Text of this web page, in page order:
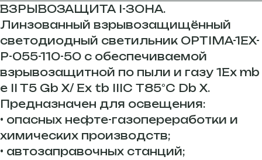
ВЗРЫВОЗАЩИТА I-ЗОНА.
Линзованный взрывозащищённый
светодиодный светильник OPTIMA-1EX-
Р-055-110-50 с обеспечиваемой
взрывозащитной по пыли и газу 1Ex mb
е II T5 Gb Х/ Ex tb IIIC Т85°C Db Х.
Предназначен для освещения:
• опасных нефте-газопереработки и
химических производств;
• автозаправочных станций;